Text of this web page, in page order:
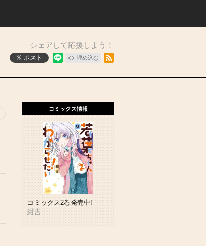
シェアして応援しよう！
ポスト 埋め込む
コミックス情報
コミックス2巻発売中!
紺吉